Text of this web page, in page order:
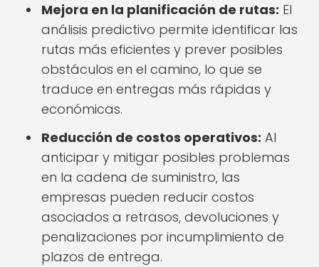
Mejora en la planificación de rutas: El
análisis predictivo permite identificar las
rutas más eficientes y prever posibles
obstáculos en el camino, lo que se
traduce en entregas más rápidas y
económicas.
Reducción de costos operativos: Al
anticipar y mitigar posibles problemas
en la cadena de suministro, las
empresas pueden reducir costos
asociados a retrasos, devoluciones y
penalizaciones por incumplimiento de
plazos de entrega.